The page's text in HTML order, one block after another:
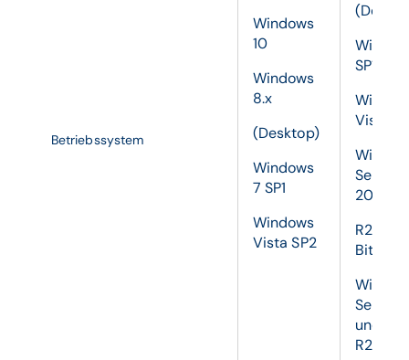
Betriebssystem
Windows
10
Windows
8.x
(Desktop)
Windows
7 SP1
Windows
Vista SP2
SP1
Vista
Server
2008
R2 SP1
Bit)
Server
und
R2 (64